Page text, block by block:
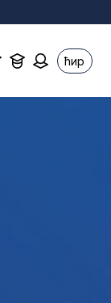
ћир